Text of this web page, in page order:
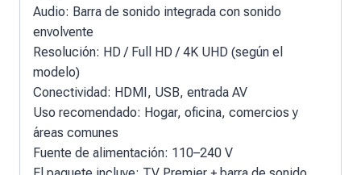
Audio: Barra de sonido integrada con sonido
envolvente
Resolución: HD / Full HD / 4K UHD (según el
modelo)
Conectividad: HDMI, USB, entrada AV
Uso recomendado: Hogar, oficina, comercios y
áreas comunes
Fuente de alimentación: 110–240 V